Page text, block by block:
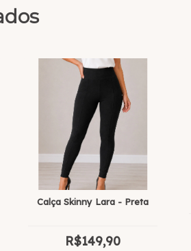
Calça Skinny Lara - Preta
R$149,90